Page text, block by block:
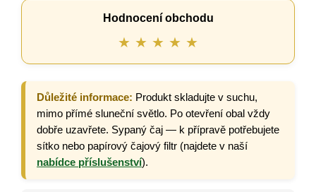
Hodnocení obchodu
★ ★ ★ ★ ★
Důležité informace: Produkt skladujte v suchu,
mimo přímé sluneční světlo. Po otevření obal vždy
dobře uzavřete. Sypaný čaj — k přípravě potřebujete
sítko nebo papírový čajový filtr (najdete v naší
nabídce příslušenství).